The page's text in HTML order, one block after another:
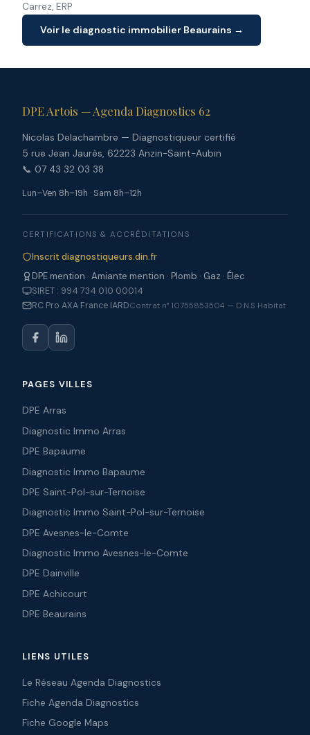
Carrez, ERP
Voir le diagnostic immobilier Beaurains →
DPE Artois — Agenda Diagnostics 62
Nicolas Delachambre — Diagnostiqueur certifié
5 rue Jean Jaurès, 62223 Anzin-Saint-Aubin
📞 07 43 32 03 38
Lun–Ven 8h–19h · Sam 8h–12h
CERTIFICATIONS & ACCRÉDITATIONS
Inscrit diagnostiqueurs.din.fr
DPE mention · Amiante mention · Plomb · Gaz · Élec
SIRET : 994 734 010 00014
RC Pro AXA France IARDContrat n° 10755853504 — D.N.S Habitat
PAGES VILLES
DPE Arras
Diagnostic Immo Arras
DPE Bapaume
Diagnostic Immo Bapaume
DPE Saint-Pol-sur-Ternoise
Diagnostic Immo Saint-Pol-sur-Ternoise
DPE Avesnes-le-Comte
Diagnostic Immo Avesnes-le-Comte
DPE Dainville
DPE Achicourt
DPE Beaurains
LIENS UTILES
Le Réseau Agenda Diagnostics
Fiche Agenda Diagnostics
Fiche Google Maps